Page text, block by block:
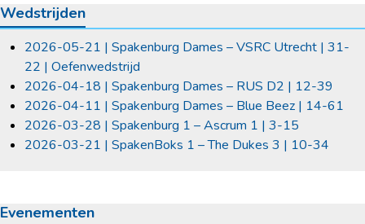
Wedstrijden
2026-05-21 | Spakenburg Dames – VSRC Utrecht | 31-
22 | Oefenwedstrijd
2026-04-18 | Spakenburg Dames – RUS D2 | 12-39
2026-04-11 | Spakenburg Dames – Blue Beez | 14-61
2026-03-28 | Spakenburg 1 – Ascrum 1 | 3-15
2026-03-21 | SpakenBoks 1 – The Dukes 3 | 10-34
Evenementen